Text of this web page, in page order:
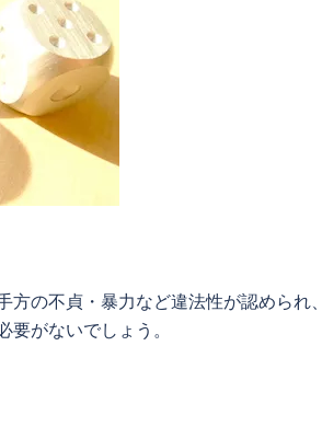
方の不貞・暴力など違法性が認められ
がないでしょう。